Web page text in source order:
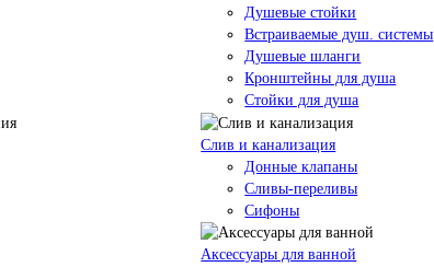
Душевые стойки
Встраиваемые душ. системы
Душевые шланги
Кронштейны для душа
Стойки для душа
Слив и канализация
Донные клапаны
Сливы-переливы
Сифоны
Аксессуары для ванной